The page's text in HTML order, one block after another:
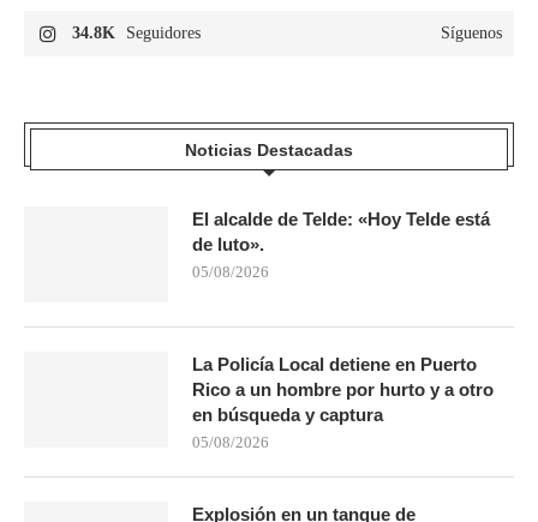
34.8K Seguidores Síguenos
Noticias Destacadas
El alcalde de Telde: «Hoy Telde está
de luto».
05/08/2026
La Policía Local detiene en Puerto
Rico a un hombre por hurto y a otro
en búsqueda y captura
05/08/2026
Explosión en un tanque de